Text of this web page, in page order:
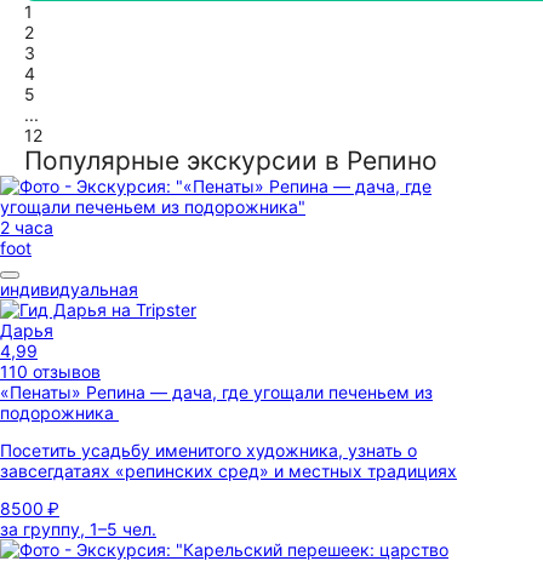
1
2
3
4
5
...
12
Популярные экскурсии в Репино
2 часа
foot
индивидуальная
Дарья
4,99
110 отзывов
«Пенаты» Репина — дача, где угощали печеньем из
подорожника
Посетить усадьбу именитого художника, узнать о
завсегдатаях «репинских сред» и местных традициях
8500 ₽
за группу, 1–5 чел.